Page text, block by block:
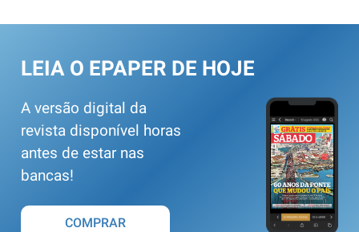
LEIA O EPAPER DE HOJE
A versão digital da
revista disponível horas
antes de estar nas
bancas!
COMPRAR